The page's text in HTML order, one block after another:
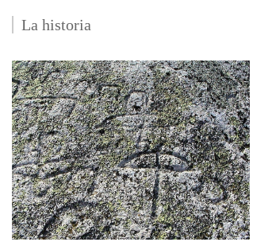
La historia